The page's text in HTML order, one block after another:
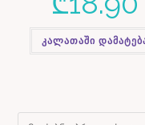
კალათაში